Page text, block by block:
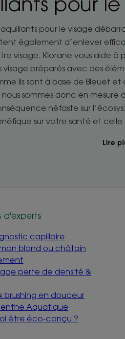
pour le visage
également d’enlever
visage. Klorane vous aide
préparés avec des
ils sont à base de Bleuet
sommes donc en
néfaste sur
sur votre santé et
Lire
d'experts
capillaire
blond ou châtain
perte de densité &
brushing en douceur
Aquatique
être éco-conçu ?